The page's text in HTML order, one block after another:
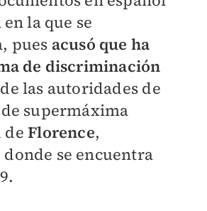
la que se
pues acusó que ha
de discriminación
las autoridades de
supermáxima
deFlorence,
se encuentra